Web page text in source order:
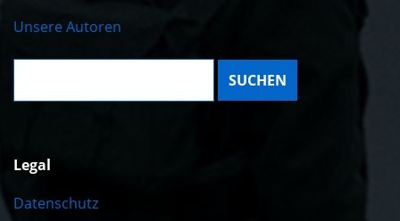
Unsere Autoren
Suche:
Legal
Datenschutz